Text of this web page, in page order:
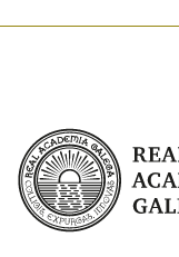
Real Academia Galega